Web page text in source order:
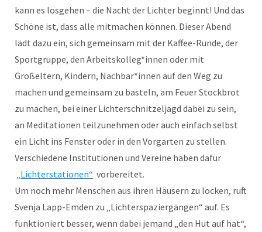
kann es losgehen – die Nacht der Lichter beginnt! Und das
Schöne ist, dass alle mitmachen können. Dieser Abend
lädt dazu ein, sich gemeinsam mit der Kaffee-Runde, der
Sportgruppe, den Arbeitskolleg*innen oder mit
Großeltern, Kindern, Nachbar*innen auf den Weg zu
machen und gemeinsam zu basteln, am Feuer Stockbrot
zu machen, bei einer Lichterschnitzeljagd dabei zu sein,
an Meditationen teilzunehmen oder auch einfach selbst
ein Licht ins Fenster oder in den Vorgarten zu stellen.
Verschiedene Institutionen und Vereine haben dafür
„Lichterstationen“ vorbereitet.
Um noch mehr Menschen aus ihren Häusern zu locken, ruft
Svenja Lapp-Emden zu „Lichterspaziergängen“ auf. Es
funktioniert besser, wenn dabei jemand „den Hut auf hat“,